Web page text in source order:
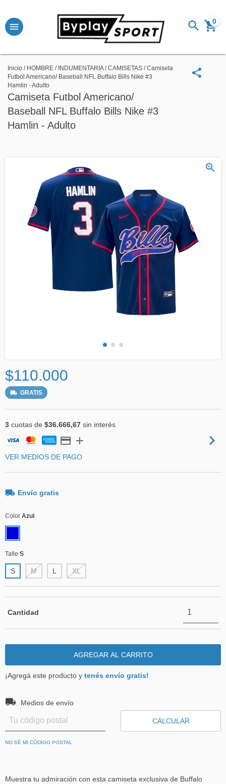
0
Inicio / HOMBRE / INDUMENTARIA / CAMISETAS / Camiseta
Futbol Americano/ Baseball NFL Buffalo Bills Nike #3
Hamlin - Adulto
Camiseta Futbol Americano/
Baseball NFL Buffalo Bills Nike #3
Hamlin - Adulto
$110.000
GRATIS
3 cuotas de $36.666,67 sin interés
VER MEDIOS DE PAGO
Envío gratis
Color Azul
Talle S
S M L XL
Cantidad
¡Agregá este producto y tenés envío gratis!
Entregas para el CP:
Medios de envío
CALCULAR
NO SÉ MI CÓDIGO POSTAL
Muestra tu admiración con esta camiseta exclusiva de Buffalo